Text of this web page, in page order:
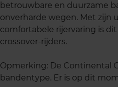
betrouwbare en duurzame
onverharde wegen. Met zijn
comfortabele rijervaring is
crossover-rijders.
Opmerking: De Continental
bandentype. Er is op dit